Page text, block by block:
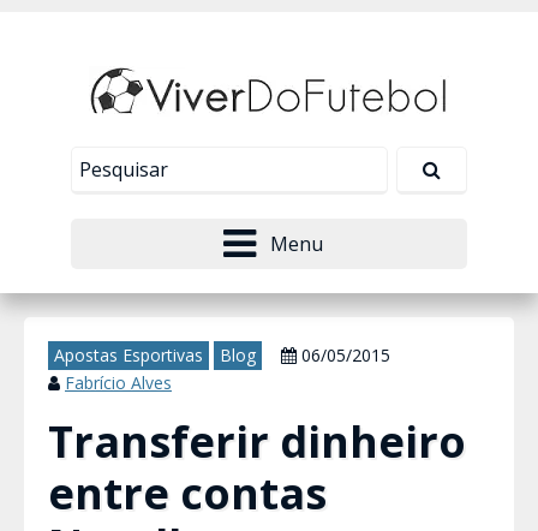
Menu
Apostas Esportivas Blog
06/05/2015
Fabrício Alves
Transferir dinheiro
entre contas